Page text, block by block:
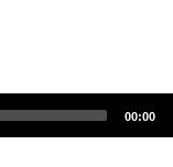
00:00